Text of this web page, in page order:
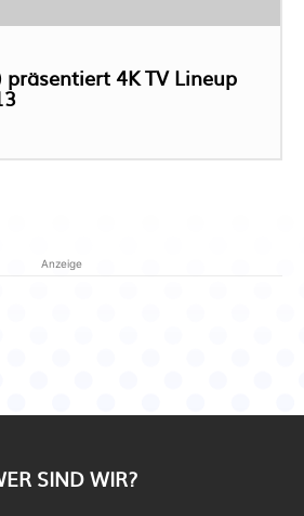
präsentiert 4K TV Lineup
Anzeige
SIND WIR?